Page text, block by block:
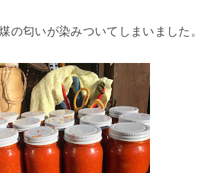
の匂いが染みついてしまいました。